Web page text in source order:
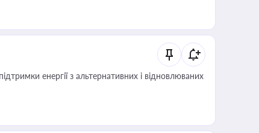
енергії з альтернативних і відновлюваних